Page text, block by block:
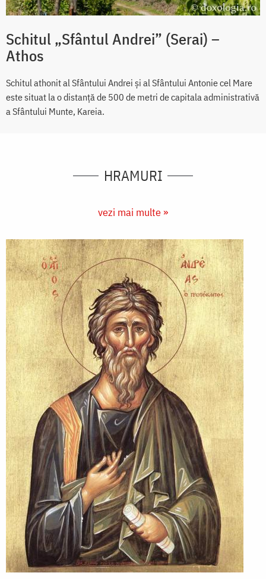
Schitul „Sfântul Andrei” (Serai) –
Athos
Schitul athonit al Sfântului Andrei şi al Sfântului Antonie cel Mare
este situat la o distanţă de 500 de metri de capitala administrativă
a Sfântului Munte, Kareia.
HRAMURI
vezi mai multe »